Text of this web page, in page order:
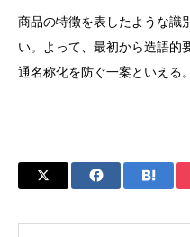
商品の特徴を表したような識
い。よって、最初から造語的
通名称化を防ぐ一案といえる。